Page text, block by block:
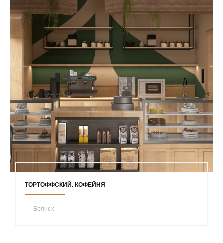
ТОРТОФФСКИЙ. КОФЕЙНЯ
Брянск